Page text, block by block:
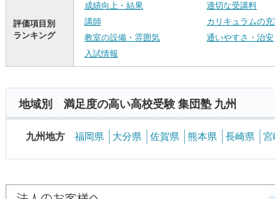
評価項目別
ランキング
成績向上・結果 適切な受講料
講師
カリキュラムの
教室の設備・雰囲気
通いやすさ・治安
入試情報
地域別 満足度の高い高校受験 集団塾 九州
九州地方 福岡県 大分県 佐賀県 熊本県 長崎県 宮